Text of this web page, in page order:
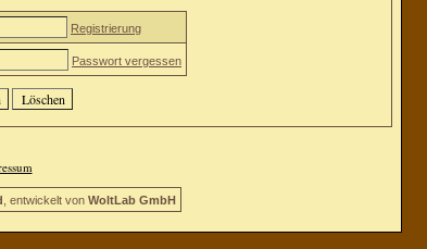
Registrierung
Passwort vergessen
, entwickelt von WoltLab GmbH